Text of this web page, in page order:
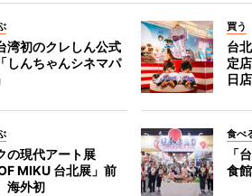
湾初のクレしん公式
しんちゃんシネマパ
買う
台
定
日
の現代アート展
MIKU 台北展」前
外初
食べ
「
食